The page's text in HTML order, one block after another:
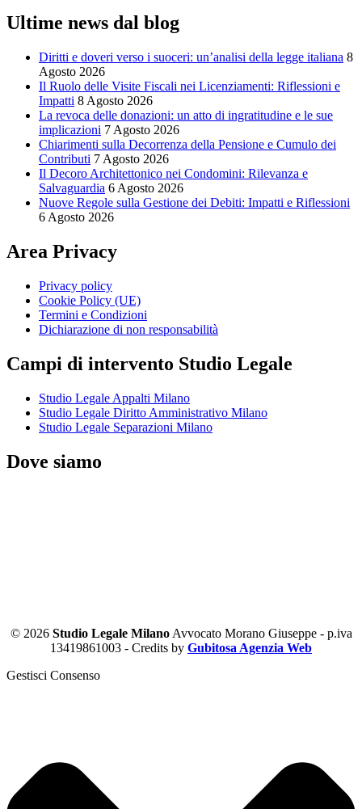
Ultime news dal blog
Diritti e doveri verso i suoceri: un’analisi della legge italiana 8
Agosto 2026
Il Ruolo delle Visite Fiscali nei Licenziamenti: Riflessioni e
Impatti 8 Agosto 2026
La revoca delle donazioni: un atto di ingratitudine e le sue
implicazioni 7 Agosto 2026
Chiarimenti sulla Decorrenza della Pensione e Cumulo dei
Contributi 7 Agosto 2026
Il Decoro Architettonico nei Condomini: Rilevanza e
Salvaguardia 6 Agosto 2026
Nuove Regole sulla Gestione dei Debiti: Impatti e Riflessioni
6 Agosto 2026
Area Privacy
Privacy policy
Cookie Policy (UE)
Termini e Condizioni
Dichiarazione di non responsabilità
Campi di intervento Studio Legale
Studio Legale Appalti Milano
Studio Legale Diritto Amministrativo Milano
Studio Legale Separazioni Milano
Dove siamo
© 2026 Studio Legale MilanoAvvocato Morano Giuseppe - p.iva
13419861003 - Credits by Gubitosa Agenzia Web
Gestisci Consenso